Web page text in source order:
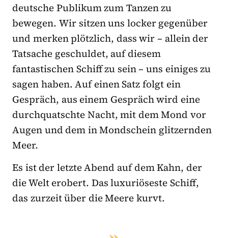
deutsche Publikum zum Tanzen zu
bewegen. Wir sitzen uns locker gegenüber
und merken plötzlich, dass wir – allein der
Tatsache geschuldet, auf diesem
fantastischen Schiff zu sein – uns einiges zu
sagen haben. Auf einen Satz folgt ein
Gespräch, aus einem Gespräch wird eine
durchquatschte Nacht, mit dem Mond vor
Augen und dem in Mondschein glitzernden
Meer.
Es ist der letzte Abend auf dem Kahn, der
die Welt erobert. Das luxuriöseste Schiff,
das zurzeit über die Meere kurvt.